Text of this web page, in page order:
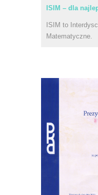
ISIM – dla
ISIM to
Matematyczne.